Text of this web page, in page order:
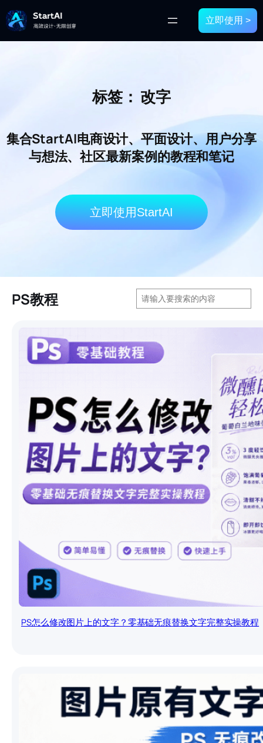
立即使用 >
标签： 改字
集合StartAI电商设计、平面设计、用户分享
与想法、社区最新案例的教程和笔记
立即使用StartAI
PS教程
搜
索
PS怎么修改图片上的文字？零基础无痕替换文字完整实操教程